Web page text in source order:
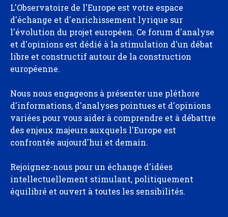
L'Observatoire de l'Europe est votre espace
d'échange et d'enrichissement lyrique sur
l'évolution du projet européen. Ce forum d'analyse
et d'opinions est dédié à la stimulation d'un débat
libre et constructif autour de la construction
européenne.
Nous nous engageons à présenter une pléthore
d'informations, d'analyses pointues et d'opinions
variées pour vous aider à comprendre et à débattre
des enjeux majeurs auxquels l'Europe est
confrontée aujourd'hui et demain.
Rejoignez-nous pour un échange d'idées
intellectuellement stimulant, politiquement
équilibré et ouvert à toutes les sensibilités.